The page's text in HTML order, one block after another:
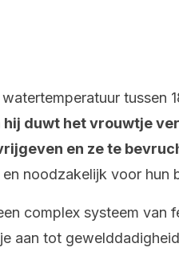
tussen
hij duwt het vrouwtje
en ze te
noodzakelijk voor hun
complex systeem van
aan tot